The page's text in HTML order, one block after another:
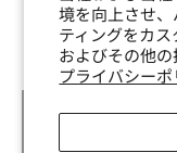
境を向上させ
ティングをカ
およびその他
プライバシー
りやすいでしょう